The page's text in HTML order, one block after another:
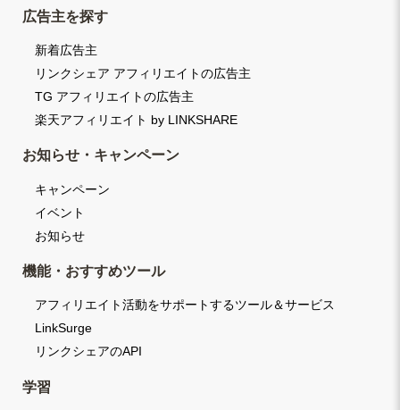
広告主を探す
新着広告主
リンクシェア アフィリエイトの広告主
TG アフィリエイトの広告主
楽天アフィリエイト by LINKSHARE
お知らせ・キャンペーン
キャンペーン
イベント
お知らせ
機能・おすすめツール
アフィリエイト活動をサポートするツール＆サービス
LinkSurge
リンクシェアのAPI
学習